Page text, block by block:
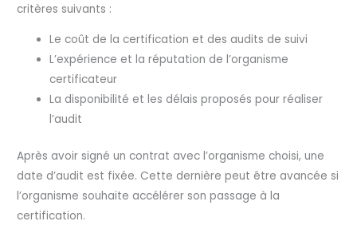
critères suivants :
Le coût de la certification et des audits de suivi
L’expérience et la réputation de l’organisme
certificateur
La disponibilité et les délais proposés pour réaliser
l’audit
Après avoir signé un contrat avec l’organisme choisi, une
date d’audit est fixée. Cette dernière peut être avancée si
l’organisme souhaite accélérer son passage à la
certification.